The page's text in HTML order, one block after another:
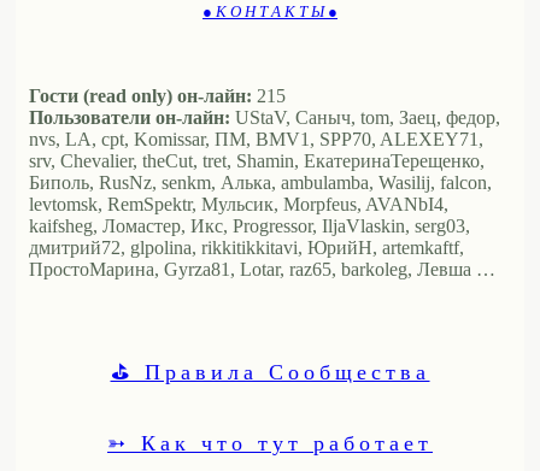
● К О Н Т А К Т Ы ●
Гости (read only) он-лайн: 215
Пользователи он-лайн: UStaV, Саныч, tom, Заец, федор,
nvs, LA, cpt, Komissar, ПМ, BMV1, SPP70, ALEXEY71,
srv, Chevalier, theCut, tret, Shamin, ЕкатеринаТерещенко,
Биполь, RusNz, senkm, Алька, ambulamba, Wasilij, falcon,
levtomsk, RemSpektr, Мульсик, Morpfeus, AVANbI4,
kaifsheg, Ломастер, Икс, Progressor, IljaVlaskin, serg03,
дмитрий72, glpolina, rikkitikkitavi, ЮрийН, artemkaftf,
ПростоМарина, Gyrza81, Lotar, raz65, barkoleg, Левша …
⛳ Правила Сообщества
➳ Как что тут работает